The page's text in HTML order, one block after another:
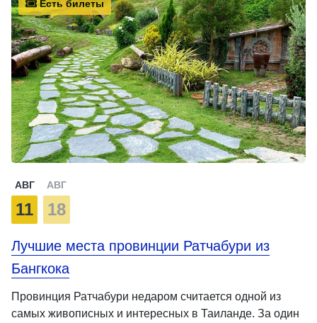
Есть билеты
АВГ
11
АВГ
18
Лучшие места провинции Ратчабури из
Бангкока
Провинция Ратчабури недаром считается одной из
самых живописных и интересных в Таиланде. За один